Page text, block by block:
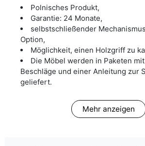
Polnisches Produkt,
Garantie: 24 Monate,
selbstschließender
Option,
Möglichkeit, einen Holzgriff zu
Die Möbel werden in Paketen
Beschläge und einer Anleitung zur
geliefert.
Mehr anzeigen